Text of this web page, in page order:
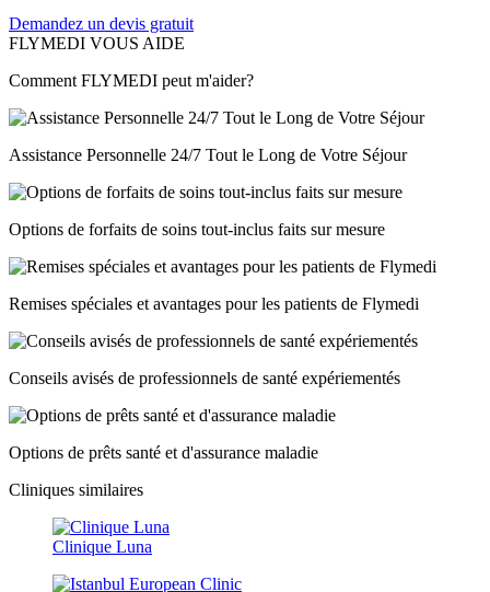
Demandez un devis gratuit
FLYMEDI VOUS AIDE
Comment FLYMEDI peut m'aider?
Assistance Personnelle 24/7 Tout le Long de Votre Séjour
Options de forfaits de soins tout-inclus faits sur mesure
Remises spéciales et avantages pour les patients de Flymedi
Conseils avisés de professionnels de santé expériementés
Options de prêts santé et d'assurance maladie
Cliniques similaires
Clinique Luna